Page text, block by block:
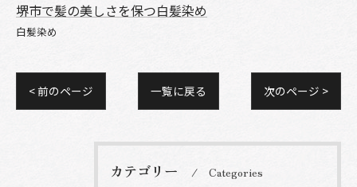
堺市で髪の美しさを保つ白髪染め
白髪染め
< 前のページ 一覧に戻る 次のページ >
カテゴリー Categories